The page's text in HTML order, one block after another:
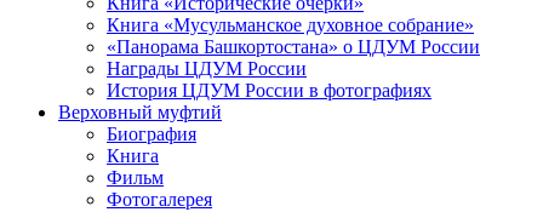
Книга «Мусульманское духовное собрание»
«Панорама Башкортостана» о ЦДУМ России
Награды ЦДУМ России
История ЦДУМ России в фотографиях
Верховный муфтий
Биография
Книга
Фильм
Фотогалерея